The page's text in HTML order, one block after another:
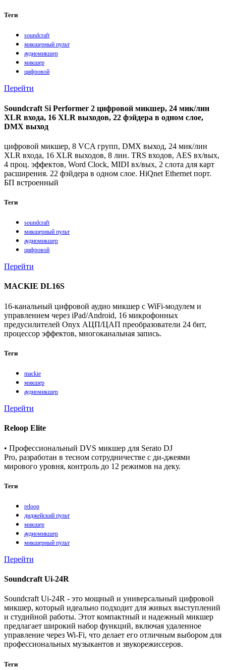
Теги
soundcraft
микшерный пульт
аудиомикшер
микшер
цифровой
Перейти
Soundcraft Si Performer 2 цифровой микшер, 24 мик/лин
XLR входа, 16 XLR выходов, 22 фэйдера в одном слое,
DMX выход
цифровой микшер, 8 VCA групп, DMX выход, 24 мик/лин
XLR входа, 16 XLR выходов, 8 лин. TRS входов, AES вх/вых,
4 проц. эффектов, Word Clock, MIDI вх/вых, 2 слота для карт
расширения. 22 фэйдера в одном слое. HiQnet Ethernet порт.
БП встроенный
Теги
soundcraft
микшерный пульт
аудиомикшер
цифровой
Перейти
MACKIE DL16S
16-канальный цифровой аудио микшер с WiFi-модулем и
управлением через iPad/Android, 16 микрофонных
предусилителей Onyx АЦП/ЦАП преобразователи 24 бит,
процессор эффектов, многоканальная запись.
Теги
mackie
микшер
аудиомикшер
Перейти
Reloop Elite
• Профессиональный DVS микшер для Serato DJ
Pro, разработан в тесном сотрудничестве с ди-джеями
мирового уровня, контроль до 12 режимов на деку.
Теги
reloop
диджейский пульт
микшер
аудиомикшер
микшерный пульт
Перейти
Soundcraft Ui-24R
Soundcraft Ui-24R - это мощный и универсальный цифровой
микшер, который идеально подходит для живых выступлений
и студийной работы. Этот компактный и надежный микшер
предлагает широкий набор функций, включая удаленное
управление через Wi-Fi, что делает его отличным выбором для
профессиональных музыкантов и звукорежиссеров.
Теги